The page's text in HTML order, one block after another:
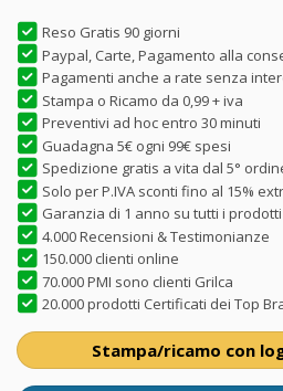
Reso Gratis 90 giorni
Paypal, Carte, Pagamento alla
Pagamenti anche a rate senza
Stampa o Ricamo da 0,99 + iva
Preventivi ad hoc entro 30 minuti
Guadagna 5€ ogni 99€ spesi
Spedizione gratis a vita dal 5°
Solo per P.IVA sconti fino al 15%
Garanzia di 1 anno su tutti i prodotti
4.000 Recensioni & Testimonianze
150.000 clienti online
70.000 PMI sono clienti Grilca
20.000 prodotti Certificati dei Top
Stampa/ricamo con